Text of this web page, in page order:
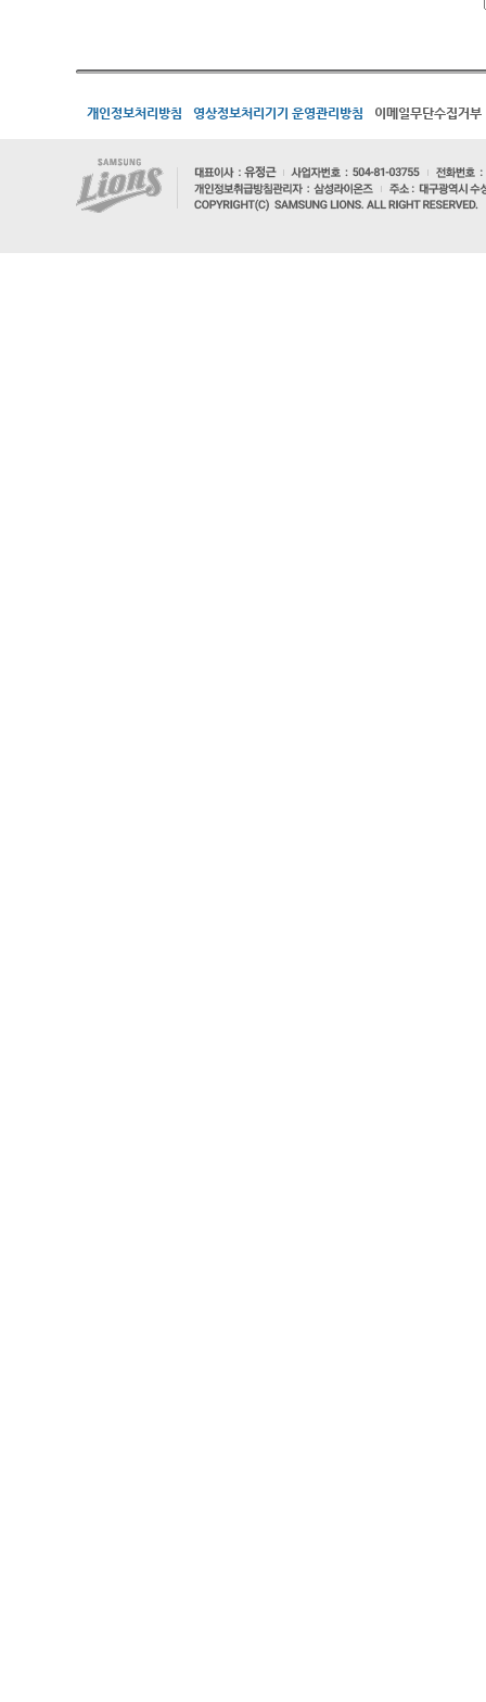
개인정보처리방침 영상정보처리기기 운영관리방침 이메일무단수집거부